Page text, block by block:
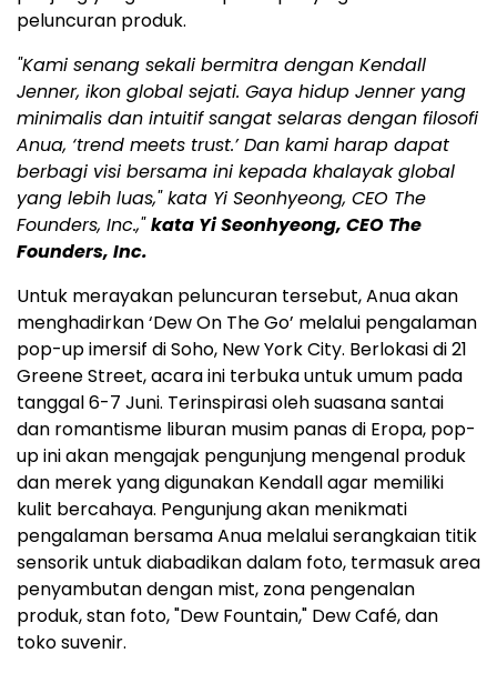
peluncuran produk.
"Kami senang sekali bermitra dengan Kendall
Jenner, ikon global sejati. Gaya hidup Jenner yang
minimalis dan intuitif sangat selaras dengan filosofi
Anua, ‘trend meets trust.’ Dan kami harap dapat
berbagi visi bersama ini kepada khalayak global
yang lebih luas," kata Yi Seonhyeong, CEO The
Founders, Inc.,"kata Yi Seonhyeong, CEO The
Founders, Inc.
Untuk merayakan peluncuran tersebut, Anua akan
menghadirkan ‘Dew On The Go’ melalui pengalaman
pop-up imersif di Soho, New York City. Berlokasi di 21
Greene Street, acara ini terbuka untuk umum pada
tanggal 6-7 Juni. Terinspirasi oleh suasana santai
dan romantisme liburan musim panas di Eropa, pop-
up ini akan mengajak pengunjung mengenal produk
dan merek yang digunakan Kendall agar memiliki
kulit bercahaya. Pengunjung akan menikmati
pengalaman bersama Anua melalui serangkaian titik
sensorik untuk diabadikan dalam foto, termasuk area
penyambutan dengan mist, zona pengenalan
produk, stan foto, "Dew Fountain," Dew Café, dan
toko suvenir.